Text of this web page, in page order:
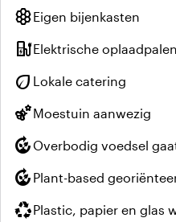
hiveEigen bijenkasten
ev_chargerElektrische oplaadpalen
eco Lokale catering
emoji_natureMoestuin aanwezig
compost Overbodig voedsel
compost Plant-based
recyclingPlastic, papier en glas